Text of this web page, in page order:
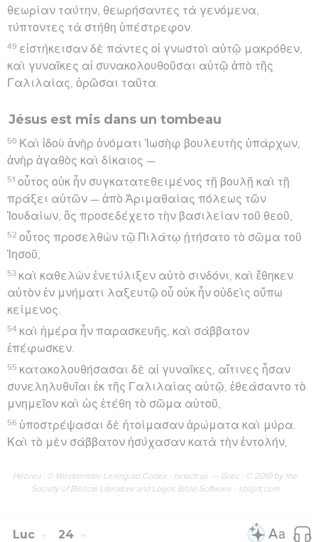
θεωρίαν ταύτην, θεωρήσαντες τὰ γενόμενα,
τύπτοντες τὰ στήθη ὑπέστρεφον.
49 εἱστήκεισαν δὲ πάντες οἱ γνωστοὶ αὐτῷ μακρόθεν,
καὶ γυναῖκες αἱ συνακολουθοῦσαι αὐτῷ ἀπὸ τῆς
Γαλιλαίας, ὁρῶσαι ταῦτα.
Jésus est mis dans un tombeau
50 Καὶ ἰδοὺ ἀνὴρ ὀνόματι Ἰωσὴφ βουλευτὴς ὑπάρχων,
ἀνὴρ ἀγαθὸς καὶ δίκαιος —
51 οὗτος οὐκ ἦν συγκατατεθειμένος τῇ βουλῇ καὶ τῇ
πράξει αὐτῶν — ἀπὸ Ἁριμαθαίας πόλεως τῶν
Ἰουδαίων, ὃς προσεδέχετο τὴν βασιλείαν τοῦ θεοῦ,
52 οὗτος προσελθὼν τῷ Πιλάτῳ ᾐτήσατο τὸ σῶμα τοῦ
Ἰησοῦ,
53 καὶ καθελὼν ἐνετύλιξεν αὐτὸ σινδόνι, καὶ ἔθηκεν
αὐτὸν ἐν μνήματι λαξευτῷ οὗ οὐκ ἦν οὐδεὶς οὔπω
κείμενος.
54 καὶ ἡμέρα ἦν παρασκευῆς, καὶ σάββατον
ἐπέφωσκεν.
55 κατακολουθήσασαι δὲ αἱ γυναῖκες, αἵτινες ἦσαν
συνεληλυθυῖαι ἐκ τῆς Γαλιλαίας αὐτῷ, ἐθεάσαντο τὸ
μνημεῖον καὶ ὡς ἐτέθη τὸ σῶμα αὐτοῦ,
56 ὑποστρέψασαι δὲ ἡτοίμασαν ἀρώματα καὶ μύρα.
Καὶ τὸ μὲν σάββατον ἡσύχασαν κατὰ τὴν ἐντολήν,
Hébreu : © Westminster Leningrad Codex - tanach.us --- Grec : © 2010 by the
Society of Biblical Literature and Logos Bible Software - sblgnt.com
Luc 24